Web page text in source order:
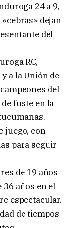
24 a 9,
dejan
del
RC,
a la Unión de
del
fuste en la
juego, con
para seguir
de 19 años
36 años en el
espectacular.
de tiempos